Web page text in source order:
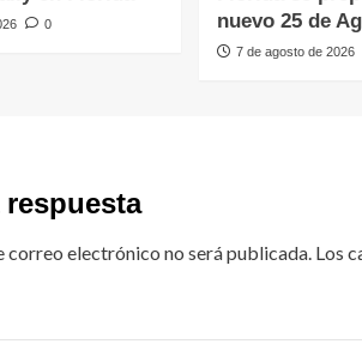
0
nuevo 25 de
7 de agosto de 2026
respuesta
correo electrónico no será publicada. Los